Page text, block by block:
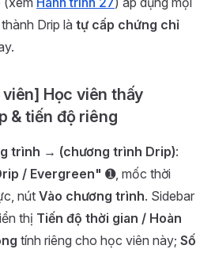
Drip là tự cấp chứng chỉ
Học viên thấy
& tiến độ riêng
trình → (chương trình Drip):
/ Evergreen" ➊, mốc thời
nút Vào chương trình. Sidebar
thị Tiến độ thời gian / Hoàn
tính riêng cho học viên này; Số